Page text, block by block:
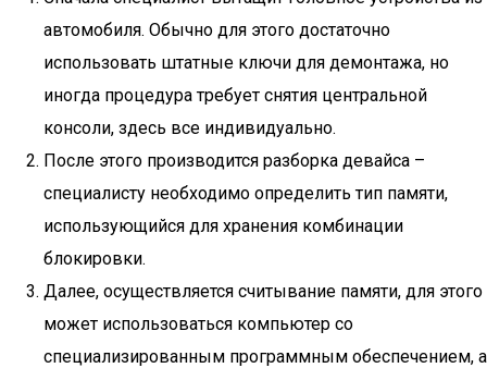
автомобиля. Обычно для этого достаточно
использовать штатные ключи для демонтажа, но
иногда процедура требует снятия центральной
консоли, здесь все индивидуально.
После этого производится разборка девайса –
специалисту необходимо определить тип памяти,
использующийся для хранения комбинации
блокировки.
Далее, осуществляется считывание памяти, для этого
может использоваться компьютер со
специализированным программным обеспечением, а